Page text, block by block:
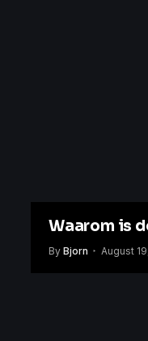
Waarom is
By Bjorn August